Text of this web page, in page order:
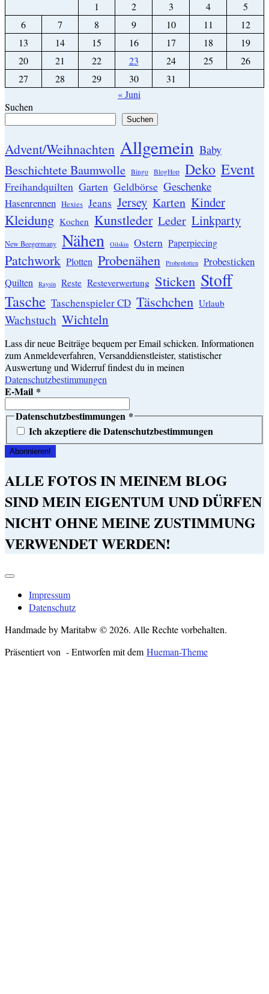
1
2 3 4
5
6
7 8 9 10 11
12
13
14 15 16 17 18
19
20
21 22 23 24 25
26
27
28 29 30
31
« Juni
Suchen
Suchen
Advent/Weihnachten Allgemein Baby
Beschichtete Baumwolle Bingo BlogHop Deko Event
Freihandquilten Garten Geldbörse Geschenke
Hasenrennen Hexies Jeans Jersey Karten Kinder
Kleidung Kochen Kunstleder Leder Linkparty
New Beegermany Nähen Oilskin Ostern Paperpiecing
Patchwork Plotten Probenähen Probeplotten Probesticken
Quilten Raysin Reste Resteverwertung Sticken Stoff
Tasche Taschenspieler CD Täschchen Urlaub
Wachstuch Wichteln
Lass dir neue Beiträge bequem per Email schicken. Informationen
zum Anmeldeverfahren, Versanddienstleister, statistischer
Auswertung und Widerruf findest du in meinen
Datenschutzbestimmungen
E-Mail *
Datenschutzbestimmungen *
Ich akzeptiere die Datenschutzbestimmungen
ALLE FOTOS IN MEINEM BLOG
SIND MEIN EIGENTUM UND DÜRFEN
NICHT OHNE MEINE ZUSTIMMUNG
VERWENDET WERDEN!
Impressum
Datenschutz
Handmade by Maritabw © 2026. Alle Rechte vorbehalten.
Präsentiert von - Entworfen mit dem Hueman-Theme